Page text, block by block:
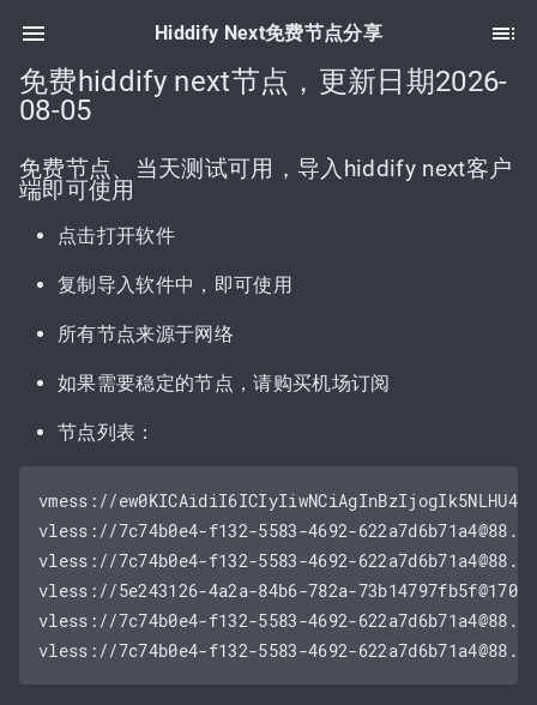
Hiddify Next免费节点分享
免费hiddify next节点，更新日期2026-
08-05
免费节点、当天测试可用，导入hiddify next客户
端即可使用
点击打开软件
复制导入软件中，即可使用
所有节点来源于网络
如果需要稳定的节点，请购买机场订阅
节点列表：
vmess://
vless://7c74b0e4-f132-5583-4692-
vless://7c74b0e4-f132-5583-4692-
vless://5e243126-4a2a-84b6-782a-
vless://7c74b0e4-f132-5583-4692-
vless://7c74b0e4-f132-5583-4692-